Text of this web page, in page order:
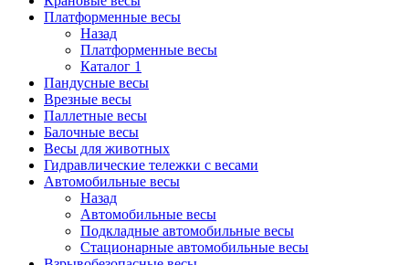
Платформенные весы
Назад
Платформенные весы
Каталог 1
Пандусные весы
Врезные весы
Паллетные весы
Балочные весы
Весы для животных
Гидравлические тележки с весами
Автомобильные весы
Назад
Автомобильные весы
Подкладные автомобильные весы
Стационарные автомобильные весы